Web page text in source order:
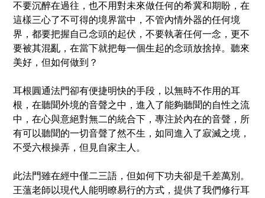
不要沉醉在過往，也不用對未來做任何的希冀和期盼，在
這樣三心了不可得的境界當中，不管內情外器的任何境
界，都要把握自己念頭的起伏，不要執著任何一念，更不
要被其混亂，在當下就把每一個生起的念頭放捨掉。聽來
美好，但如何做到？
耳根圓通法門卻有便捷明快的手段，以無時不作用的耳
根，在聽聞外境的音聲之中，進入了能夠聽聞的自性之流
中，在心與意絕對無二的統合下，專注於內在的音聲，所
有可以聽聞的一切音聲了然不生，如同進入了寂滅之境，
不受六根操弄，但見自家主人。
此法門雖在經中僅二三語，但如何下功夫卻是千差萬別。
王薀老師以現代人能明瞭易行的方式，提供了我們修行耳